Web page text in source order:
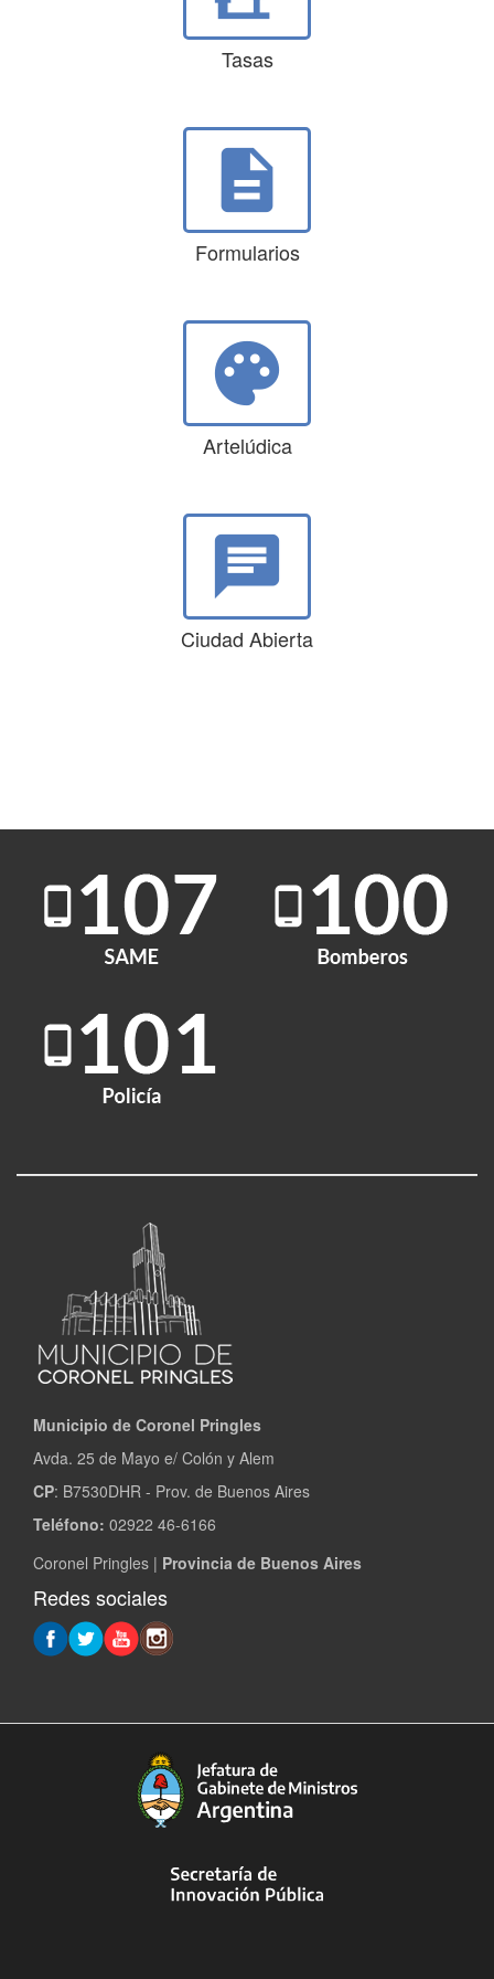
Tasas
description
Formularios
palette
Artelúdica
chat
Ciudad Abierta
Municipio de Coronel Pringles
Avda. 25 de Mayo e/ Colón y Alem
CP: B7530DHR - Prov. de Buenos Aires
Teléfono: 02922 46-6166
Coronel Pringles | Provincia de Buenos Aires
Redes sociales